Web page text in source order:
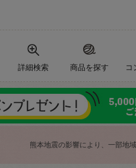
詳細検索 商品を探す コ
熊本地震の影響により、一部地